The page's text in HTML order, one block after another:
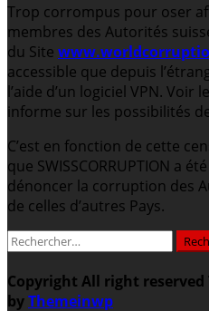
Trop corrompus pour oser
membres des Autorités
du Site
accessible que depuis
l’aide d’un logiciel VPN. Voir
informe sur les possibilités
C’est en fonction de cette
que SWISSCORRUPTION a
dénoncer la corruption des
de celles d’autres Pays.
Rechercher :
Copyright All right reserved
byThemeinwp